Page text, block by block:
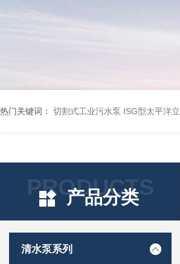
热门关键词： 切割式工业污水泵 ISG型太平洋
PRODUCTS
产品分类
清水泵系列